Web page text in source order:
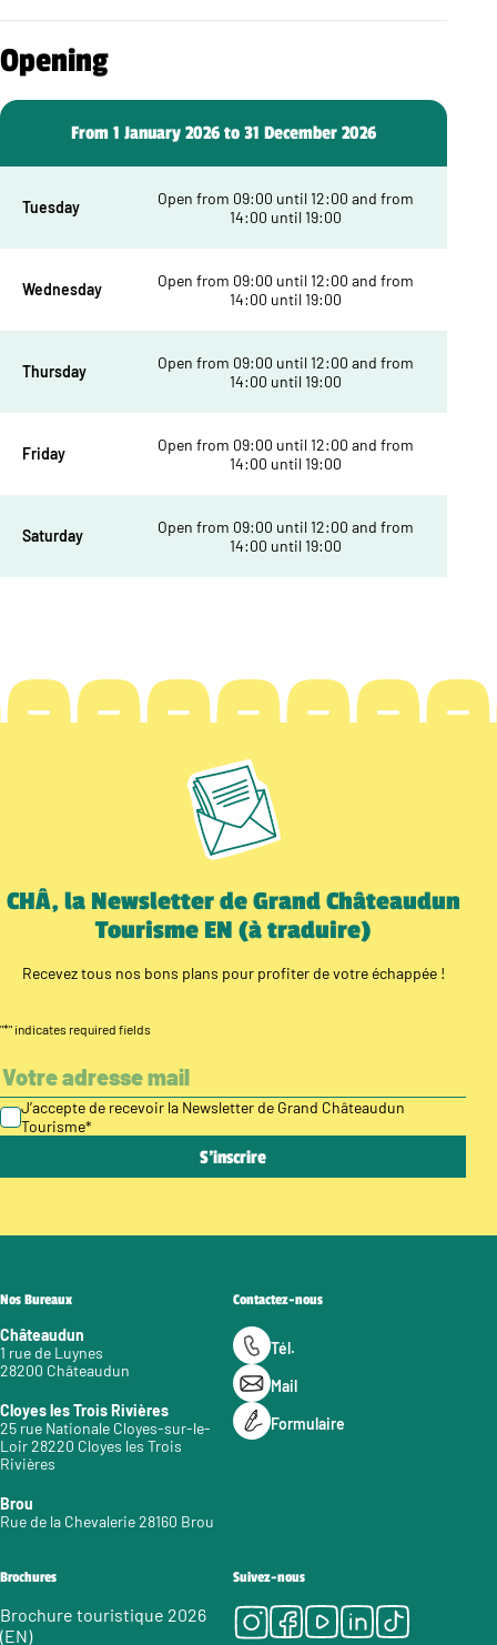
Opening
From 1 January 2026 to 31 December 2026
Tuesday
Open from 09:00 until 12:00 and from
14:00 until 19:00
Wednesday
Open from 09:00 until 12:00 and from
14:00 until 19:00
Thursday
Open from 09:00 until 12:00 and from
14:00 until 19:00
Friday
Open from 09:00 until 12:00 and from
14:00 until 19:00
Saturday
Open from 09:00 until 12:00 and from
14:00 until 19:00
CHÂ, la Newsletter de Grand Châteaudun
Tourisme EN (à traduire)
Recevez tous nos bons plans pour profiter de votre échappée !
"*" indicates required fields
J’accepte de recevoir la Newsletter de Grand Châteaudun
Tourisme*
Nos Bureaux
Châteaudun
1 rue de Luynes
28200 Châteaudun
Cloyes les Trois Rivières
25 rue Nationale Cloyes-sur-le-
Loir 28220 Cloyes les Trois
Rivières
Brou
Rue de la Chevalerie 28160 Brou
Contactez-nous
Tél.
Mail
Formulaire
Brochures
Brochure touristique 2026
(EN)
Suivez-nous
Instagram
Facebook
Youtube
LinkedIn
Tiktok